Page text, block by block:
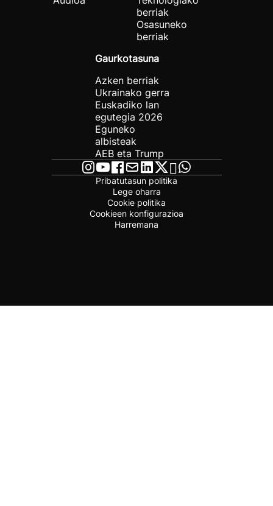
berriak
Osasuneko
berriak
Gaurkotasuna
Azken berriak
Ukrainako gerra
Euskadiko lan
egutegia 2026
Eguneko
albisteak
AEB eta Trump
Pribatutasun politika
Lege oharra
Cookie politika
Cookieen konfigurazioa
Harremana